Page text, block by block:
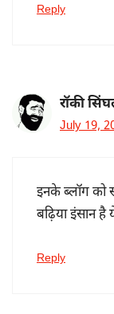
Reply
रॉकी
July 19,
इनके ब्लॉग को
बढ़िया इंसान है
Reply